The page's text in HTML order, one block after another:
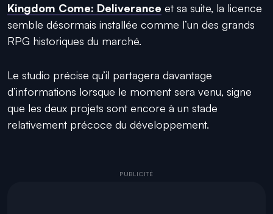
Kingdom Come: Deliverance et sa suite, la licence
semble désormais installée comme l’un des grands
RPG historiques du marché.
Le studio précise qu’il partagera davantage
d’informations lorsque le moment sera venu, signe
que les deux projets sont encore à un stade
relativement précoce du développement.